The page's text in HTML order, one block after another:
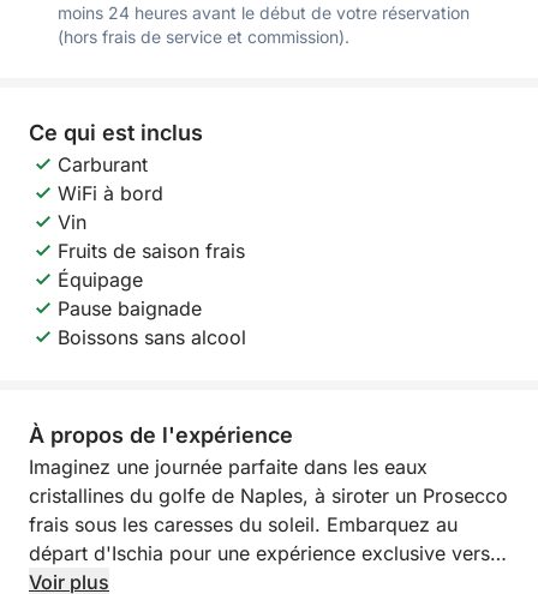
moins 24 heures avant le début de votre réservation
(hors frais de service et commission).
Ce qui est inclus
Carburant
WiFi à bord
Vin
Fruits de saison frais
Équipage
Pause baignade
Boissons sans alcool
À propos de l'expérience
Imaginez une journée parfaite dans les eaux
cristallines du golfe de Naples, à siroter un Prosecco
frais sous les caresses du soleil. Embarquez au
départ d'Ischia pour une expérience exclusive vers
l'île la plus fascinante de la Méditerranée : Capri.
Voir plus